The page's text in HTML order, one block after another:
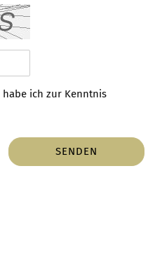
habe ich zur Kenntnis
SENDEN